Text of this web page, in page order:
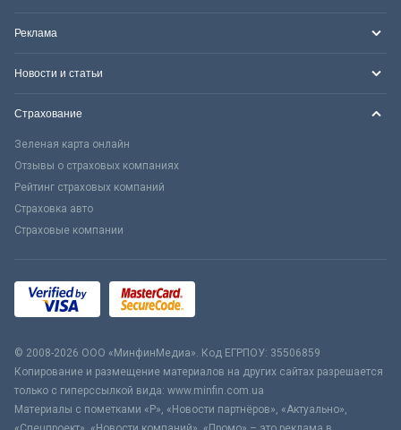
Реклама
Новости и статьи
Страхование
Зеленая карта онлайн
Отзывы о страховых компаниях
Рейтинг страховых компаний
Страховка авто
Страховые компании
© 2008-2026 ООО «МинфинМедиа». Код ЕГРПОУ: 35506859
Копирование и размещение материалов на других сайтах разрешается
только с гиперссылкой вида: www.minfin.com.ua
Материалы с пометками «Р», «Новости партнёров», «Актуально»,